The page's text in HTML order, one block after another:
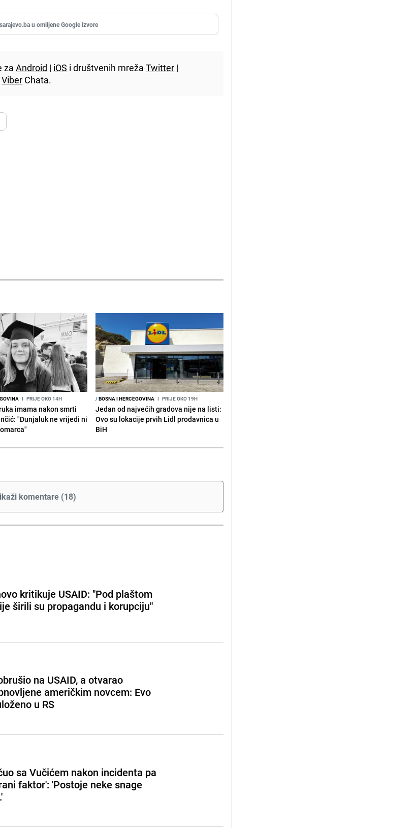
u omiljene Google izvore
zaAndroid | iOS i društvenih mrežaTwitter |
Viber Chata.
I PRIJE OKO 14H
imama nakon smrti
"Dunjaluk ne vrijedi ni
/BOSNA I HERCEGOVINA I PRIJE OKO 19H
Jedan od najvećih gradova nije na listi:
Ovo su lokacije prvih Lidl prodavnica u
BiH
komentare (18)
kritikuje USAID: "Pod plaštom
širili su propagandu i korupciju"
na USAID, a otvarao
američkim novcem: Evo
u RS
sa Vučićem nakon incidenta pa
faktor': 'Postoje neke snage